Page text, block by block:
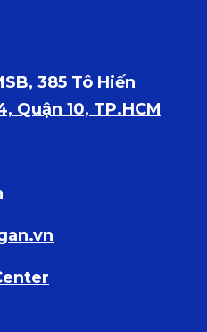
385 Tô Hiến
Quận 10, TP.HCM